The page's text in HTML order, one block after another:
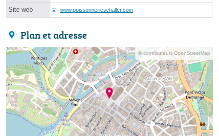
Site web www.poissonnerieschaller.com
Plan et adresse
© contributeurs OpenStreetMap